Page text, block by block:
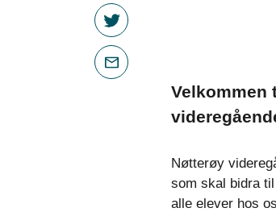
Velkommen
Nøtterøy
som skal bidra
alle elever hos